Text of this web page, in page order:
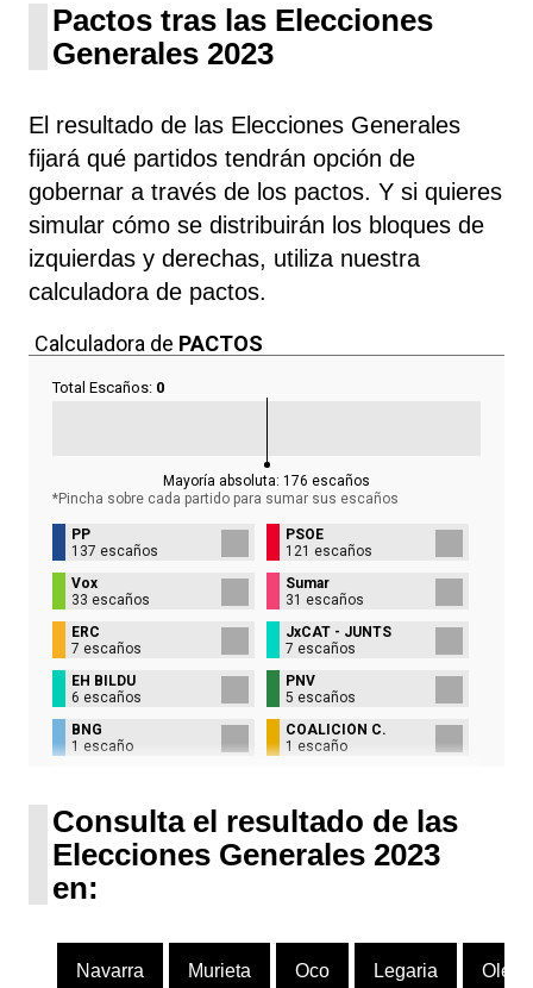
Pactos tras las Elecciones
Generales 2023
El resultado de las Elecciones Generales
fijará qué partidos tendrán opción de
gobernar a través de los pactos. Y si quieres
simular cómo se distribuirán los bloques de
izquierdas y derechas, utiliza nuestra
calculadora de pactos.
Calculadora de PACTOS
Total Escaños: 0
Mayoría absoluta: 176 escaños
*Pincha sobre cada partido para sumar sus escaños
PP
137 escaños
PSOE
121 escaños
Vox
33 escaños
Sumar
31 escaños
ERC
7 escaños
JxCAT - JUNTS
7 escaños
EH BILDU
6 escaños
PNV
5 escaños
BNG
1 escaño
COALICIÓN C.
1 escaño
Consulta el resultado de las
Elecciones Generales 2023
en:
Navarra Murieta Oco Legaria